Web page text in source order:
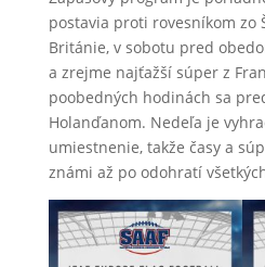
postavia proti rovesníkom zo
Británie, v sobotu pred
a zrejme najťažší súper z
poobedných hodinách sa
Holanďanom. Nedeľa je
umiestnenie, takže časy a
známi až po odohratí